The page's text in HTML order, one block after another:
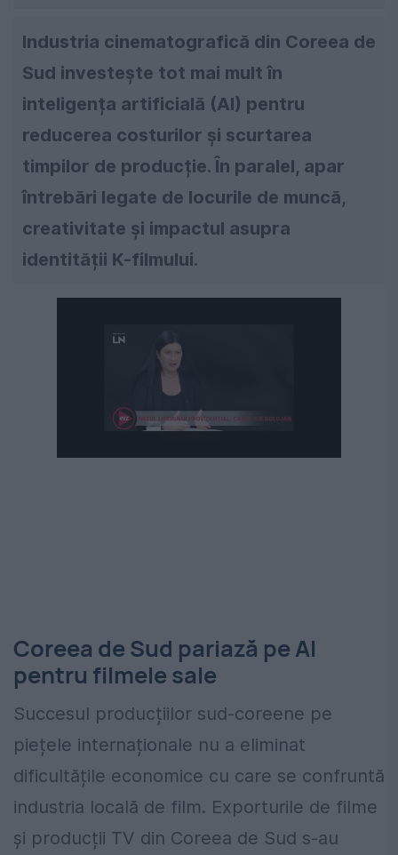
Industria cinematografică din Coreea de
Sud investește tot mai mult în
inteligența artificială (AI) pentru
reducerea costurilor și scurtarea
timpilor de producție. În paralel, apar
întrebări legate de locurile de muncă,
creativitate și impactul asupra
identității K-filmului.
Coreea de Sud pariază pe AI
pentru filmele sale
Succesul producțiilor sud-coreene pe
piețele internaționale nu a eliminat
dificultățile economice cu care se confruntă
industria locală de film. Exporturile de filme
și producții TV din Coreea de Sud s-au